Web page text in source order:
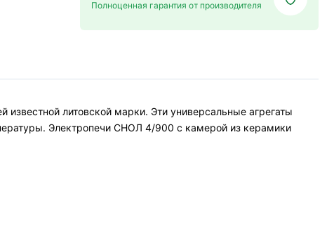
Полноценная гарантия от производителя
литовской марки. Эти универсальные агрегаты
Электропечи СНОЛ 4/900 с камерой из керамики